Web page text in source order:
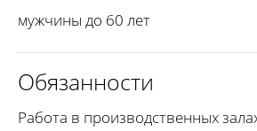
мужчины до 60 лет
Обязанности
Работа в производственных